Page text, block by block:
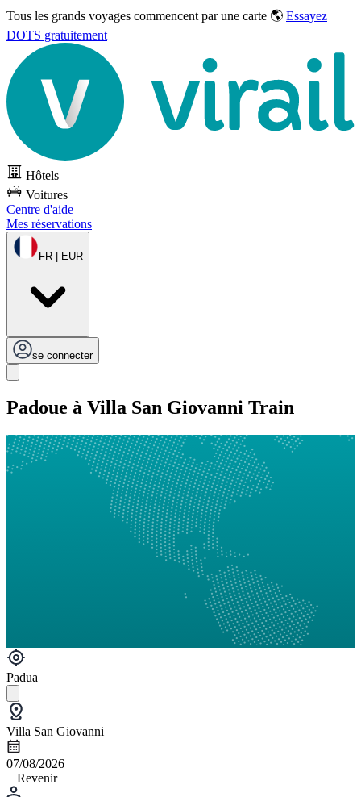
Tous les grands voyages commencent par une carte 🌎 Essayez
DOTS gratuitement
Hôtels
Voitures
Centre d'aide
Mes réservations
FR | EUR
se connecter
Padoue à Villa San Giovanni Train
Padua
Villa San Giovanni
07/08/2026
+ Revenir